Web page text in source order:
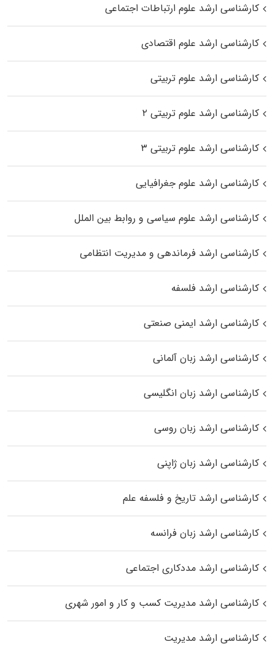
کارشناسی ارشد علوم ارتباطات اجتماعی
کارشناسی ارشد علوم اقتصادی
کارشناسی ارشد علوم تربیتی
کارشناسی ارشد علوم تربیتی ۲
کارشناسی ارشد علوم تربیتی ۳
کارشناسی ارشد علوم جغرافیایی
کارشناسی ارشد علوم سیاسی و روابط بین الملل
کارشناسی ارشد فرماندهی و مدیریت انتظامی
کارشناسی ارشد فلسفه
کارشناسی ارشد ایمنی صنعتی
کارشناسی ارشد زبان آلمانی
کارشناسی ارشد زبان انگلیسی
کارشناسی ارشد زبان روسی
کارشناسی ارشد زبان ژاپنی
کارشناسی ارشد تاریخ و فلسفه علم
کارشناسی ارشد زبان فرانسه
کارشناسی ارشد مددکاری اجتماعی
کارشناسی ارشد مدیریت کسب و کار و امور شهری
کارشناسی ارشد مدیریت